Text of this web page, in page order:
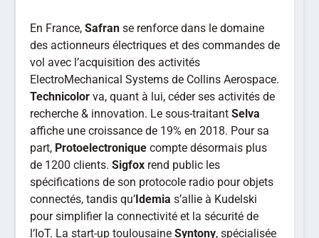
En France,Safranse renforce dans le domaine
des actionneurs électriques et des commandes de
vol avec l’acquisition des activités
ElectroMechanical Systems de Collins Aerospace.
Technicolorva, quant à lui, céder ses activités de
recherche & innovation. Le sous-traitantSelva
affiche une croissance de 19% en 2018. Pour sa
part, Protoelectroniquecompte désormais plus
de 1200 clients.Sigfox rend public les
spécifications de son protocole radio pour objets
connectés, tandis qu’Idemias’allie à Kudelski
pour simplifier la connectivité et la sécurité de
l’IoT. La start-up toulousaineSyntony, spécialisée